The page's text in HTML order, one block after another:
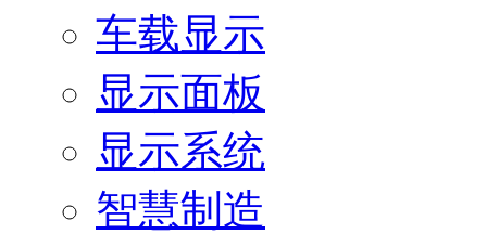
车载显示
显示面板
显示系统
智慧制造